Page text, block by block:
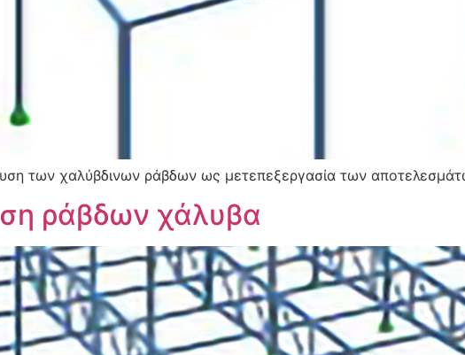
των χαλύβδινων ράβδων ως μετεπεξεργασία των
ράβδων χάλυβα